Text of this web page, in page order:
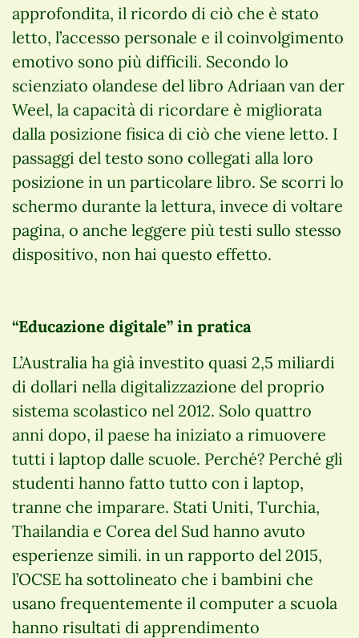
approfondita, il ricordo di ciò che è stato
letto, l’accesso personale e il coinvolgimento
emotivo sono più difficili. Secondo lo
scienziato olandese del libro Adriaan van der
Weel, la capacità di ricordare è migliorata
dalla posizione fisica di ciò che viene letto. I
passaggi del testo sono collegati alla loro
posizione in un particolare libro. Se scorri lo
schermo durante la lettura, invece di voltare
pagina, o anche leggere più testi sullo stesso
dispositivo, non hai questo effetto.
“Educazione digitale” in pratica
L’Australia ha già investito quasi 2,5 miliardi
di dollari nella digitalizzazione del proprio
sistema scolastico nel 2012. Solo quattro
anni dopo, il paese ha iniziato a rimuovere
tutti i laptop dalle scuole. Perché? Perché gli
studenti hanno fatto tutto con i laptop,
tranne che imparare. Stati Uniti, Turchia,
Thailandia e Corea del Sud hanno avuto
esperienze simili. in un rapporto del 2015,
l’OCSE ha sottolineato che i bambini che
usano frequentemente il computer a scuola
hanno risultati di apprendimento